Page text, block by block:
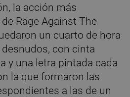
la acción más
Rage Against The
un cuarto de hora
con cinta
y una letra pintada cada
la que formaron las
a las de un